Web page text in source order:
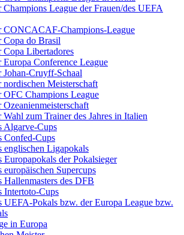
Champions League der Frauen/des UEFA
CONCACAF-Champions-League
Copa do Brasil
Copa Libertadores
Europa Conference League
Johan-Cruyff-Schaal
nordischen Meisterschaft
OFC Champions League
zum Trainer des Jahres in Italien
Algarve-Cups
Confed-Cups
englischen Ligapokals
Europapokals der Pokalsieger
europäischen Supercups
Hallenmasters des DFB
Intertoto-Cups
UEFA-Pokals bzw. der Europa League bzw.
in Europa